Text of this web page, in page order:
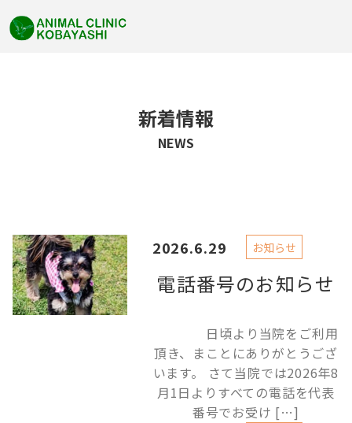
新着情報
NEWS
電話番号のお知らせ
2026.6.29 お知らせ
日頃より当院をご利用
頂き、まことにありがとうござ
います。 さて当院では2026年8
月1日よりすべての電話を代表
番号でお受け […]